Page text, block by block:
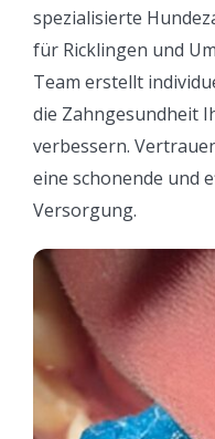
spezialisierte
für Ricklingen und
Team erstellt
die Zahngesundheit
verbessern.
eine schonende und
Versorgung.